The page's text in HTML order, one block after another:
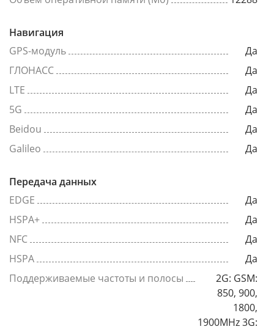
Навигация
GPS-модуль
Да
ГЛОНАСС
Да
LTE
Да
5G
Да
Beidou
Да
Galileo
Да
Передача данных
EDGE
Да
HSPA+
Да
NFC
Да
HSPA
Да
Поддерживаемые частоты и полосы
2G: GSM:
850, 900,
1800,
1900MHz 3G: